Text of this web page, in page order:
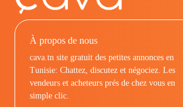
À propos de nous
cava.tn site gratuit des petites annonces en
Tunisie: Chattez, discutez et négociez. Les
vendeurs et acheteurs prés de chez vous en
simple clic.